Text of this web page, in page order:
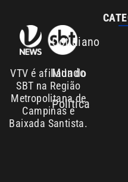
VTV é afiliada do
SBT na Região
Metropolitana de
Campinas e
Baixada Santista.
Cotidiano
Mundo
Política